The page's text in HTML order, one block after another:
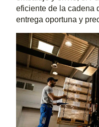
eficiente de la cadena
entrega oportuna y